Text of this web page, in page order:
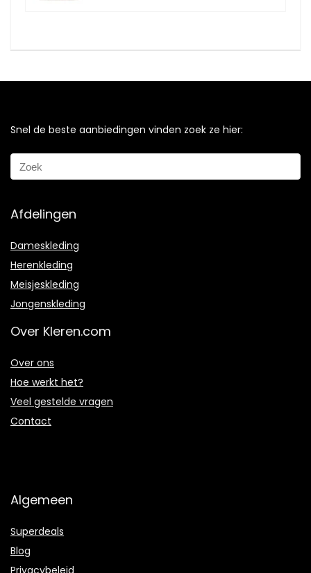
Snel de beste aanbiedingen vinden zoek ze hier:
Afdelingen
Dameskleding
Herenkleding
Meisjeskleding
Jongenskleding
Over Kleren.com
Over ons
Hoe werkt het?
Veel gestelde vragen
Contact
Algemeen
Superdeals
Blog
Privacybeleid